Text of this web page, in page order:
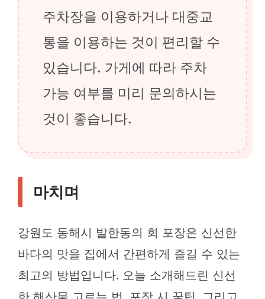
주차장을 이용하거나 대중교
통을 이용하는 것이 편리할 수
있습니다. 가게에 따라 주차
가능 여부를 미리 문의하시는
것이 좋습니다.
마치며
강원도 동해시 발한동의 회 포장은 신선한
바다의 맛을 집에서 간편하게 즐길 수 있는
최고의 방법입니다. 오늘 소개해드린 신선